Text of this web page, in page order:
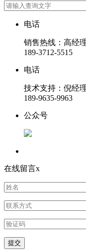
电话
销售热线：高经
189-3712-5515
电话
技术支持：倪经
189-9635-9963
公众号
在线留言x